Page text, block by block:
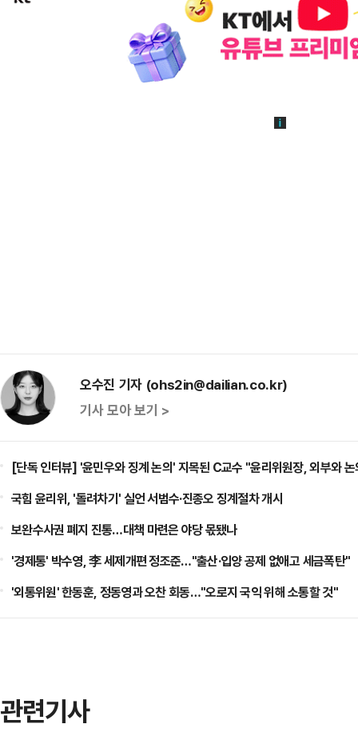
오수진 기자 (ohs2in@dailian.co.kr)
기사 모아 보기 >
[단독 인터뷰] '윤민우와 징계 논의' 지목된 C교수 "윤리위원장, 외부와
국힘 윤리위, '돌려차기' 실언 서범수·진종오 징계절차 개시
보완수사권 폐지 진통…대책 마련은 야당 몫됐나
'경제통' 박수영, 李 세제개편 정조준…"출산·입양 공제 없애고 세금폭탄"
'외통위원' 한동훈, 정동영과 오찬 회동…"오로지 국익 위해 소통할 것"
관련기사